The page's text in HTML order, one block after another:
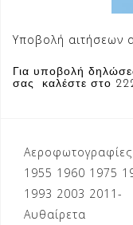
Υποβολή αιτήσεων
Για υποβολή
σας καλέστε στο
άρθρων
1955 1960 1975
1993 2003 2011-
Αυθαίρετα